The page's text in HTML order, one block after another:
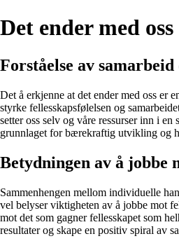
Det ender med oss
Forståelse av samarbeid
Det å erkjenne at det ender med oss er
styrke fellesskapsfølelsen og
setter oss selv og våre ressurser inn i en
grunnlaget for bærekraftig utvikling og
Betydningen av å jobbe
Sammenhengen mellom individuelle
vel belyser viktigheten av å jobbe mot
mot det som gagner fellesskapet som
resultater og skape en positiv spiral av